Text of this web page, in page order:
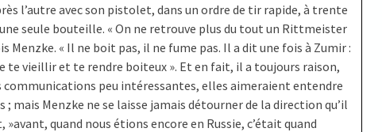
l’autre avec son pistolet, dans un ordre de tir rapide, à trente
seule bouteille. « On ne retrouve plus du tout un Rittmeister
Menzke. « Il ne boit pas, il ne fume pas. Il a dit une fois à Zumir :
te vieillir et te rendre boiteux ». Et en fait, il a toujours raison,
communications peu intéressantes, elles aimeraient entendre
mais Menzke ne se laisse jamais détourner de la direction qu’il
»avant, quand nous étions encore en Russie, c’était quand